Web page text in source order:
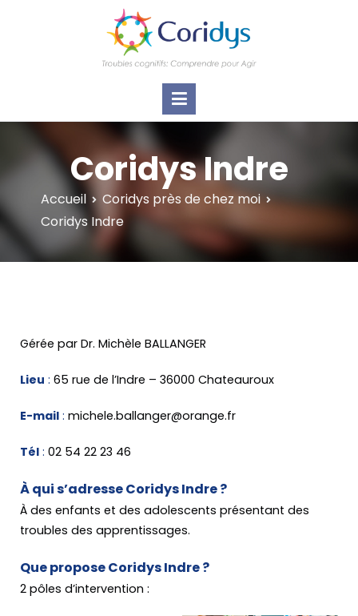
ASSOCIATION CORIDYS – Troubles
CORIDYS, association loi 1901, 4 pôles
d'actions Information Accompagnement
Innovation/E­xpertise Formations autour des
troubles cognitifs dys ou acquis
Coridys Indre
Accueil
Coridys près de chez moi
Coridys Indre
Gérée par Dr. Michèle BALLANGER
Lieu : 65 rue de l’Indre – 36000 Chateauroux
E-mail : michele.ballanger@orange.fr
Tél : 02 54 22 23 46
À qui s’adresse Coridys Indre ?
À des enfants et des adolescents présentant des
troubles des apprentissages.
Que propose Coridys Indre ?
2 pôles d’intervention :